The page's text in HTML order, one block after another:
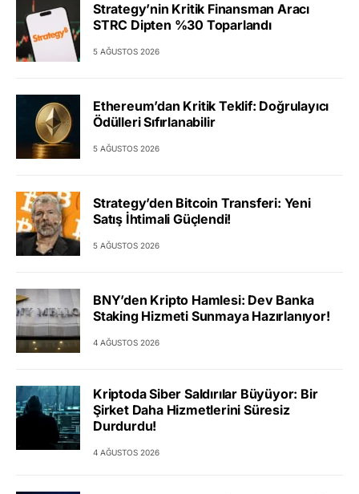
Strategy’nin Kritik Finansman Aracı
STRC Dipten %30 Toparlandı
5 AĞUSTOS 2026
Ethereum’dan Kritik Teklif: Doğrulayıcı
Ödülleri Sıfırlanabilir
5 AĞUSTOS 2026
Strategy’den Bitcoin Transferi: Yeni
Satış İhtimali Güçlendi!
5 AĞUSTOS 2026
BNY’den Kripto Hamlesi: Dev Banka
Staking Hizmeti Sunmaya Hazırlanıyor!
4 AĞUSTOS 2026
Kriptoda Siber Saldırılar Büyüyor: Bir
Şirket Daha Hizmetlerini Süresiz
Durdurdu!
4 AĞUSTOS 2026